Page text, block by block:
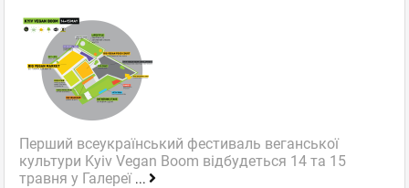
Перший всеукраїнський фестиваль веганської
культури Kyiv Vegan Boom відбудеться 14 та 15
травня у Галереї ...